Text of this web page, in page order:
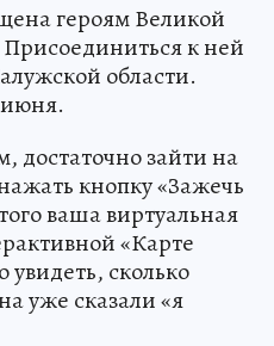
героям Великой
к ней
области.
достаточно зайти на
кнопку «Зажечь
ваша виртуальная
«Карте
сколько
уже сказали «я